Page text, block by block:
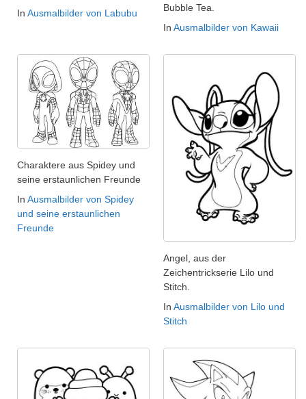
In Ausmalbilder von Labubu
Bubble Tea.
In Ausmalbilder von Kawaii
Charaktere aus Spidey und
seine erstaunlichen Freunde
In Ausmalbilder von Spidey
und seine erstaunlichen
Freunde
Angel, aus der
Zeichentrickserie Lilo und
Stitch.
In Ausmalbilder von Lilo und
Stitch